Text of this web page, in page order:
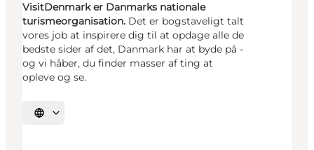
VisitDenmark er Danmarks nationale
turismeorganisation. Det er bogstaveligt talt
vores job at inspirere dig til at opdage alle de
bedste sider af det, Danmark har at byde på -
og vi håber, du finder masser af ting at
opleve og se.
Vælg sprog